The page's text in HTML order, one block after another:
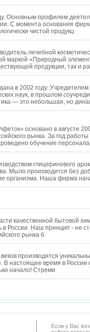
Основным профилем
С момента основания
чистой продукц
лечебной
маркой «Природный
продукции, так и
в 2002 году.
наук, в прошлом
— это небольшая, но
основано в августе
рынка. За год
обучение
глицеринового
Мыло производится без
организма. Наша фирма
качественной бытовой
России. Наш принцип - не
рынка б
производятся
В настоящее время в
начало! Стреми
Если у Вас